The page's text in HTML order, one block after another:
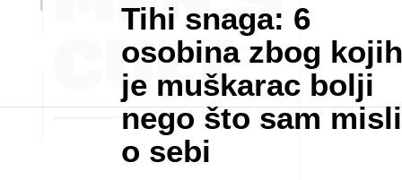
Tihi snaga: 6
osobina zbog kojih
je muškarac bolji
nego što sam misli
o sebi